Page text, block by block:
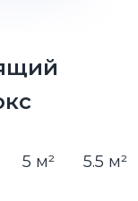
5 м² 5.5 м²